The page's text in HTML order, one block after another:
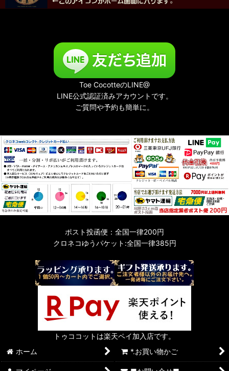
Toe CocotteのLINE@
LINE公式認証済みアカウントです。
ご質問や予約も簡単に。
ポスト投函便：全国一律200円
クロネコゆうパケット:全国一律385円
トゥココットは楽天ペイ加入店です。
ホーム
*.お買い物かご